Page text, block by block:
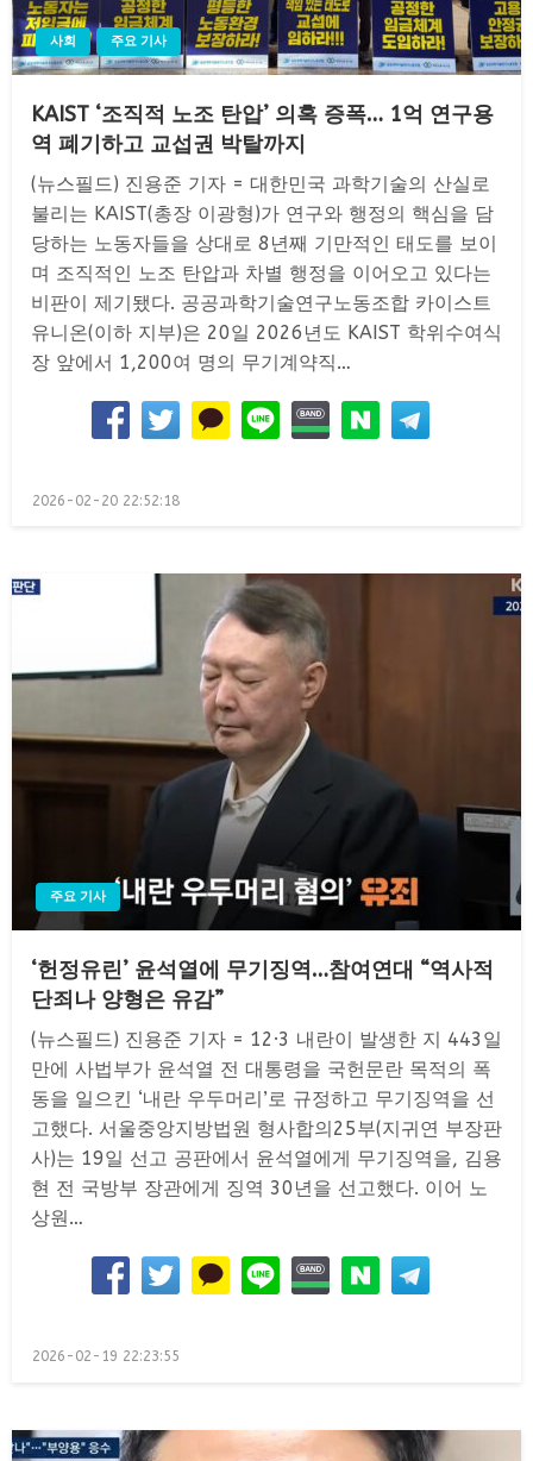
사회 주요 기사
KAIST ‘조직적 노조 탄압’ 의혹 증폭… 1억 연구용
역 폐기하고 교섭권 박탈까지
(뉴스필드) 진용준 기자 = 대한민국 과학기술의 산실로
불리는 KAIST(총장 이광형)가 연구와 행정의 핵심을 담
당하는 노동자들을 상대로 8년째 기만적인 태도를 보이
며 조직적인 노조 탄압과 차별 행정을 이어오고 있다는
비판이 제기됐다. 공공과학기술연구노동조합 카이스트
유니온(이하 지부)은 20일 2026년도 KAIST 학위수여식
장 앞에서 1,200여 명의 무기계약직…
Posted
2026-02-20 22:52:18
주요 기사
‘헌정유린’ 윤석열에 무기징역…참여연대 “역사적
단죄나 양형은 유감”
(뉴스필드) 진용준 기자 = 12·3 내란이 발생한 지 443일
만에 사법부가 윤석열 전 대통령을 국헌문란 목적의 폭
동을 일으킨 ‘내란 우두머리’로 규정하고 무기징역을 선
고했다. 서울중앙지방법원 형사합의25부(지귀연 부장판
사)는 19일 선고 공판에서 윤석열에게 무기징역을, 김용
현 전 국방부 장관에게 징역 30년을 선고했다. 이어 노
상원…
Posted
2026-02-19 22:23:55